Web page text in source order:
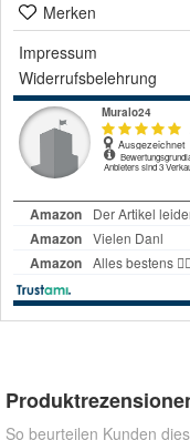
Merken
Impressum
Widerrufsbelehrung
So beurteilen Kunden